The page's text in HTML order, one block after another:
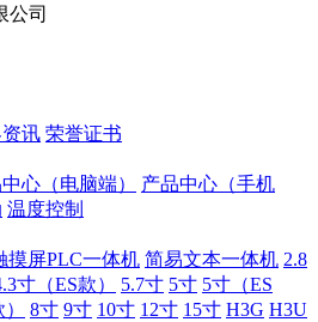
公司
讯 荣誉证书
心（电脑端）
产品中心（手机
温度控制
摸屏PLC一体机 简易文本一体机 2.8
寸（ES款） 5.7寸 5寸 5寸（ES
8寸 9寸 10寸 12寸 15寸 H3G H3U